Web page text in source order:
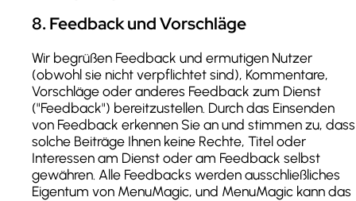
8. Feedback und Vorschläge
Wir begrüßen Feedback und ermutigen Nutzer
(obwohl sie nicht verpflichtet sind), Kommentare,
Vorschläge oder anderes Feedback zum Dienst
("Feedback") bereitzustellen. Durch das Einsenden
von Feedback erkennen Sie an und stimmen zu, dass
solche Beiträge Ihnen keine Rechte, Titel oder
Interessen am Dienst oder am Feedback selbst
gewähren. Alle Feedbacks werden ausschließliches
Eigentum von MenuMagic, und MenuMagic kann das